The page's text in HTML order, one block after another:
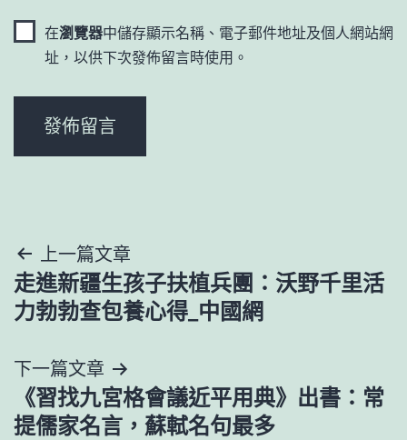
在瀏覽器中儲存顯示名稱、電子郵件地址及個人網站網
址，以供下次發佈留言時使用。
文
章
覽
上一篇文章
走進新疆生孩子扶植兵團：沃野千里活
力勃勃查包養心得_中國網
下一篇文章
《習找九宮格會議近平用典》出書：常
提儒家名言，蘇軾名句最多